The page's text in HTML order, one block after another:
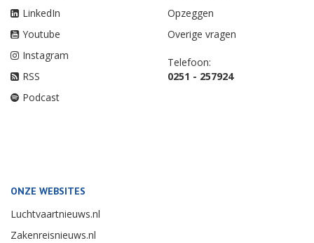
LinkedIn
Youtube
Instagram
RSS
Podcast
Opzeggen
Overige vragen
Telefoon:
0251 - 257924
ONZE WEBSITES
Luchtvaartnieuws.nl
Zakenreisnieuws.nl